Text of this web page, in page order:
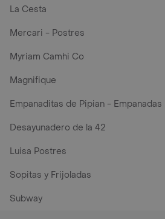
La Cesta
Mercari - Postres
Myriam Camhi Co
Magnifique
Empanaditas de Pipian - Empanadas
Desayunadero de la 42
Luisa Postres
Sopitas y Frijoladas
Subway